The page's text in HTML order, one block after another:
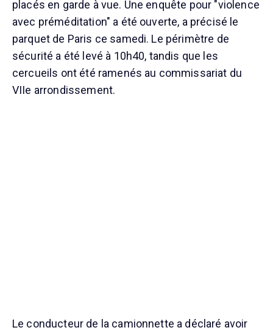
placés en garde à vue. Une enquête pour "violence
avec préméditation" a été ouverte, a précisé le
parquet de Paris ce samedi. Le périmètre de
sécurité a été levé à 10h40, tandis que les
cercueils ont été ramenés au commissariat du
VIIe arrondissement.
Le conducteur de la camionnette a déclaré avoir